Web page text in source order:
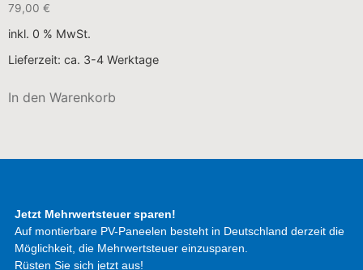
79,00 €
inkl. 0 % MwSt.
Lieferzeit: ca. 3-4 Werktage
In den Warenkorb
Jetzt Mehrwertsteuer sparen!
Auf montierbare PV-Paneelen besteht in Deutschland derzeit die
Möglichkeit, die Mehrwertsteuer einzusparen.
Rüsten Sie sich jetzt aus!